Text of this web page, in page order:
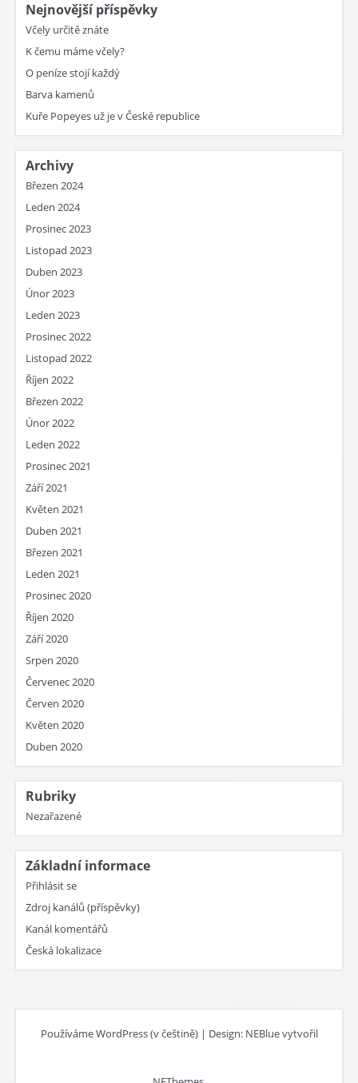
Nejnovější příspěvky
Včely určitě znáte
K čemu máme včely?
O peníze stojí každý
Barva kamenů
Kuře Popeyes už je v České republice
Archivy
Březen 2024
Leden 2024
Prosinec 2023
Listopad 2023
Duben 2023
Únor 2023
Leden 2023
Prosinec 2022
Listopad 2022
Říjen 2022
Březen 2022
Únor 2022
Leden 2022
Prosinec 2021
Září 2021
Květen 2021
Duben 2021
Březen 2021
Leden 2021
Prosinec 2020
Říjen 2020
Září 2020
Srpen 2020
Červenec 2020
Červen 2020
Květen 2020
Duben 2020
Rubriky
Nezařazené
Základní informace
Přihlásit se
Zdroj kanálů (příspěvky)
Kanál komentářů
Česká lokalizace
Používáme WordPress (v češtině) | Design: NEBlue vytvořil